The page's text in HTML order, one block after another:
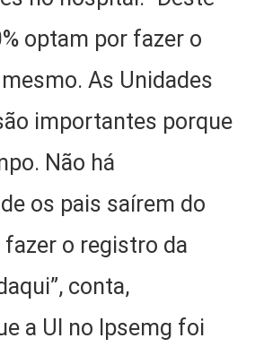
optam por fazer o
As Unidades
importantes porque
Não há
os pais saírem do
fazer o registro da
conta,
a UI no Ipsemg foi